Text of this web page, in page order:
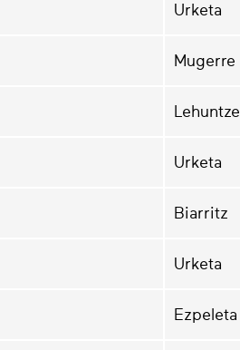
Urketa
Mugerre
Lehuntze
Urketa
Biarritz
Urketa
Ezpeleta